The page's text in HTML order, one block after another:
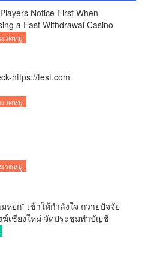
Notice First When
a Fast Withdrawal Casino
วดหมู่
https://test.com
วดหมู่
วดหมู่
หยก” เข้าให้กำลังใจ ถวายปัจจัย
ฆ์เชียงใหม่ จัดประชุมทำบัญชี
รายจ่ายของวัด กว่า 300 รูป ที่วัด